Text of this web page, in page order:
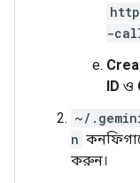
-
ID ও
~/
n
করুন।